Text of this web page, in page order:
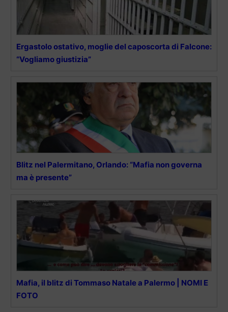
Ergastolo ostativo, moglie del caposcorta di Falcone:
“Vogliamo giustizia”
Blitz nel Palermitano, Orlando: “Mafia non governa
ma è presente”
Mafia, il blitz di Tommaso Natale a Palermo | NOMI E
FOTO